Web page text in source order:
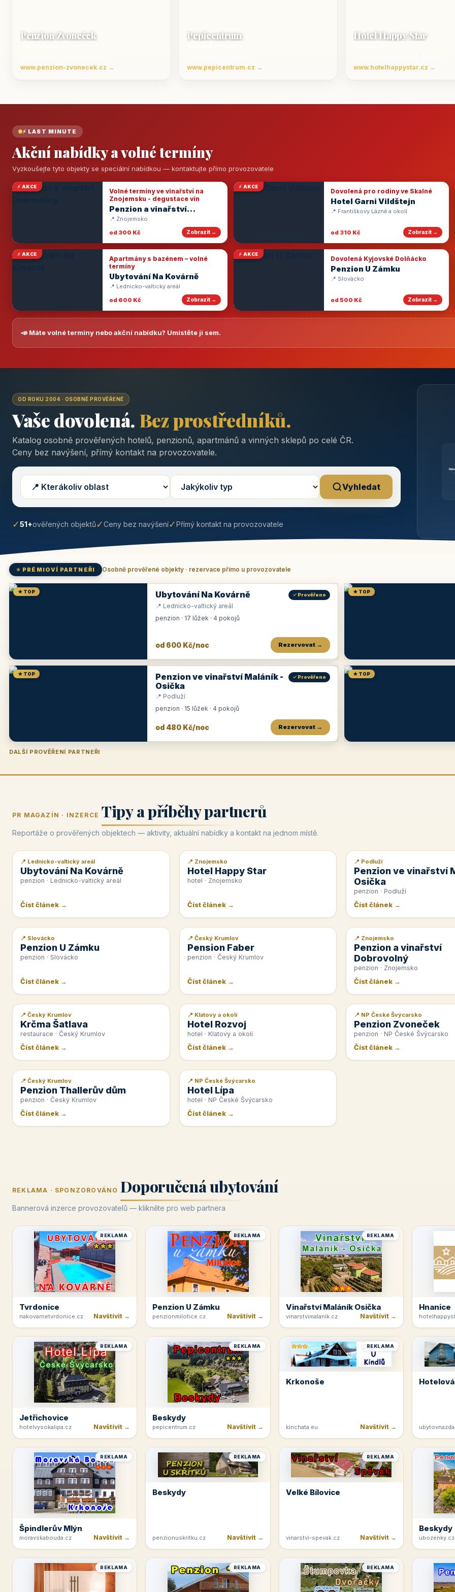
Penzion Zvoneček
www.penzion-zvonecek.cz →
Pepicentrum
www.pepicentrum.cz →
Hotel Happy Star
www.hotelhappystar.cz →
⚡ LAST MINUTE
Akční nabídky a volné termíny
Vyzkoušejte tyto objekty se speciální nabídkou — kontaktujte přímo provozovatele
⚡ AKCE
Volné termíny ve vinařství na
Znojemsku - degustace vín
Penzion a vinařství
Dobrovolný
📍 Znojemsko
od 300 Kč
Zobrazit →
⚡ AKCE
Dovolená pro rodiny ve Skalné
Hotel Garni Vildštejn
📍 Františkovy Lázně a okolí
od 310 Kč Zobrazit →
⚡ AKCE
Apartmány s bazénem – volné
termíny
Ubytování Na Kovárně
📍 Lednicko-valtický areál
od 600 Kč
Zobrazit →
⚡ AKCE
Dovolená Kyjovské Dolňácko
Penzion U Zámku
📍 Slovácko
od 500 Kč Zobrazit →
📣 Máte volné termíny nebo akční nabídku? Umístěte ji sem.
OD ROKU 2004 · OSOBNĚ PROVĚŘENÉ
Vaše dovolená. Bez prostředníků.
Katalog osobně prověřených hotelů, penzionů, apartmánů a vinných sklepů po celé ČR.
Ceny bez navýšení, přímý kontakt na provozovatele.
Vyhledat
✓51+ověřených objektů✓Ceny bez navýšení✓Přímý kontakt na provozovatele
⭐ PRÉMIOVÍ PARTNEŘI Osobně prověřené objekty · rezervace přímo u provozovatele
★ TOP Ubytování Na Kovárně ✓ Prověřeno
📍 Lednicko-valtický areál
penzion · 17 lůžek · 4 pokojů
od 600 Kč/noc Rezervovat →
★ TOP
★ TOP
Penzion ve vinařství Maláník -
Osička
✓ Prověřeno
📍 Podluží
penzion · 15 lůžek · 4 pokojů
od 480 Kč/noc Rezervovat →
★ TOP
DALŠÍ PROVĚŘENÍ PARTNEŘI
Penzion U Zámku Pension Faber
PR MAGAZÍN · INZERCE Tipy a příběhy partnerů
Reportáže o prověřených objektech — aktivity, aktuální nabídky a kontakt na jednom místě.
📰 PR článek
📍 Lednicko-valtický areál
Ubytování Na Kovárně
penzion · Lednicko-valtický areál
Číst článek →
📰 PR článek
📍 Znojemsko
Hotel Happy Star
hotel · Znojemsko
Číst článek →
📰 PR článek
📍 Podluží
Penzion ve vinařství
Osička
penzion · Podluží
Číst článek →
📰 PR článek
📍 Slovácko
Penzion U Zámku
penzion · Slovácko
Číst článek →
📰 PR článek
📍 Český Krumlov
Pension Faber
penzion · Český Krumlov
Číst článek →
📰 PR článek
📍 Znojemsko
Penzion a vinařství
Dobrovolný
penzion · Znojemsko
Číst článek →
📰 PR článek
📍 Český Krumlov
Krčma Šatlava
restaurace · Český Krumlov
Číst článek →
📰 PR článek
📍 Klatovy a okolí
Hotel Rozvoj
hotel · Klatovy a okolí
Číst článek →
📰 PR článek
📍 NP České Švýcarsko
Penzion Zvoneček
penzion · NP České Švýcarsko
Číst článek →
📰 PR článek
📍 Český Krumlov
Penzion Thallerův dům
penzion · Český Krumlov
Číst článek →
📰 PR článek
📍 NP České Švýcarsko
Hotel Lípa
hotel · NP České Švýcarsko
Číst článek →
REKLAMA · SPONZOROVÁNO Doporučená ubytování
Bannerová inzerce provozovatelů — klikněte pro web partnera
REKLAMA
Tvrdonice
nakovarnetvrdonice.cz Navštívit →
REKLAMA
Penzion U Zámku
penzionmilotice.cz Navštívit →
REKLAMA
Vinařství Maláník Osička
vinarstvimalanik.cz Navštívit →
Hnanice
REKLAMA
Jetřichovice
hotelvysokalipa.cz Navštívit →
REKLAMA
Beskydy
pepicentrum.cz Navštívit →
REKLAMA
Krkonoše
kinchata.eu Navštívit →
REKLAMA
Špindlerův Mlýn
moravskabouda.cz Navštívit →
REKLAMA
Beskydy
penzionuskritku.cz Navštívit →
REKLAMA
Velké Bílovice
vinarstvi-spevak.cz Navštívit →
Beskydy
ubozenky.cz
REKLAMA REKLAMA REKLAMA